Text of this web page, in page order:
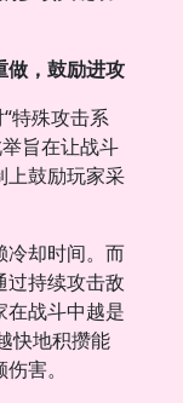
做，鼓励进攻
特殊攻击系
旨在让战斗
上鼓励玩家采
冷却时间。而
过持续攻击敌
在战斗中越是
快地积攒能
害。